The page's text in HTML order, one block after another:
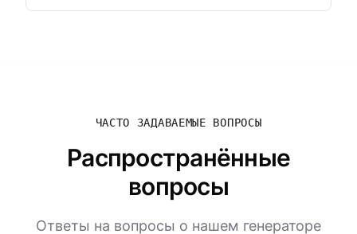
ЧАСТО ЗАДАВАЕМЫЕ ВОПРОСЫ
Распространённые
вопросы
Ответы на вопросы о нашем генераторе